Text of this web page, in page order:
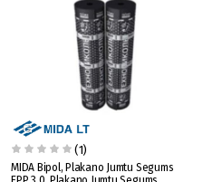
(1)
MIDA Bipol, Plakano Jumtu Segums